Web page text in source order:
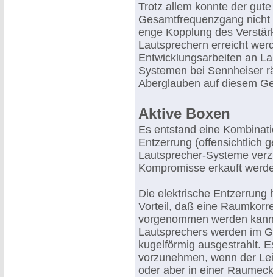
Trotz allem konnte der gute
Gesamtfrequenzgang
enge Kopplung des
Lautsprechern erreicht
Entwicklungsarbeiten an
Systemen bei Sennheiser
Aberglauben auf diesem
Aktive Boxen
Es entstand eine
Entzerrung (offensichtlich
Lautsprecher-Systeme
Kompromisse erkauft
Die elektrische Entzerrung
Vorteil, daß eine
vorgenommen werden
Lautsprechers werden im
kugelförmig ausgestrahlt.
vorzunehmen, wenn der
oder aber in einer